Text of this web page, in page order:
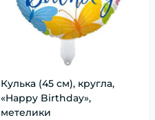
Кулька (45 см), кругла,
«Happy Birthday»,
метелики